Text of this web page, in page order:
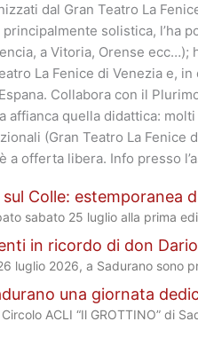
dal Gran Teatro La
principalmente solistica, l’ha
a Vitoria, Orense
La Fenice di Venezia e,
Collabora con il
affianca quella didattica:
(Gran Teatro La Fenice
a offerta libera. Info presso
Colle: estemporanea
sabato 25 luglio alla prima
in ricordo di don
luglio 2026, a Sadurano sono
una giornata
ACLI “Il GROTTINO” di